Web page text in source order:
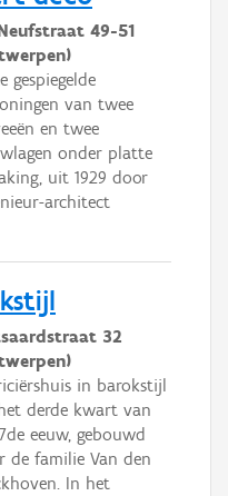
49-51
gespiegelde
van twee
en twee
onder platte
uit 1929 door
architect
32
in barokstijl
derde kwart van
eeuw, gebouwd
de familie Van den
In het